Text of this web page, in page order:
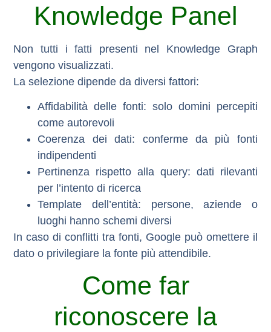
Knowledge Panel
Non tutti i fatti presenti nel Knowledge Graph
vengono visualizzati.
La selezione dipende da diversi fattori:
Affidabilità delle fonti: solo domini percepiti
come autorevoli
Coerenza dei dati: conferme da più fonti
indipendenti
Pertinenza rispetto alla query: dati rilevanti
per l’intento di ricerca
Template dell’entità: persone, aziende o
luoghi hanno schemi diversi
In caso di conflitti tra fonti, Google può omettere il
dato o privilegiare la fonte più attendibile.
Come far
riconoscere la